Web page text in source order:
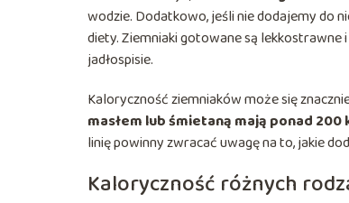
wodzie. Dodatkowo, jeśli nie dodajemy do
diety. Ziemniaki gotowane są lekkostrawne
jadłospisie.
Kaloryczność ziemniaków może się
masłem lub śmietaną mają ponad 200
linię powinny zwracać uwagę na to, jakie
Kaloryczność różnych